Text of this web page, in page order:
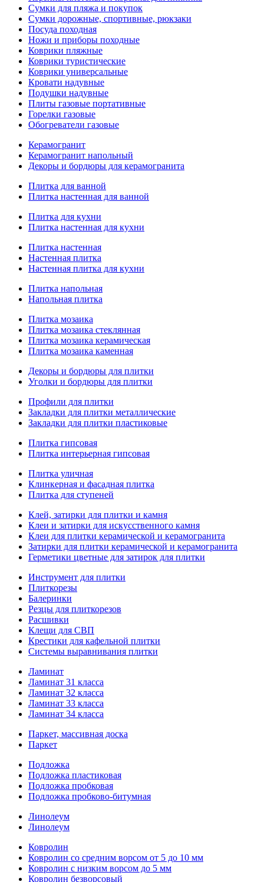
Сумки для пляжа и покупок
Сумки дорожные, спортивные, рюкзаки
Посуда походная
Ножи и приборы походные
Коврики пляжные
Коврики туристические
Коврики универсальные
Кровати надувные
Подушки надувные
Плиты газовые портативные
Горелки газовые
Обогреватели газовые
Керамогранит
Керамогранит напольный
Декоры и бордюры для керамогранита
Плитка для ванной
Плитка настенная для ванной
Плитка для кухни
Плитка настенная для кухни
Плитка настенная
Настенная плитка
Настенная плитка для кухни
Плитка напольная
Напольная плитка
Плитка мозаика
Плитка мозаика стеклянная
Плитка мозаика керамическая
Плитка мозаика каменная
Декоры и бордюры для плитки
Уголки и бордюры для плитки
Профили для плитки
Закладки для плитки металлические
Закладки для плитки пластиковые
Плитка гипсовая
Плитка интерьерная гипсовая
Плитка уличная
Клинкерная и фасадная плитка
Плитка для ступеней
Клей, затирки для плитки и камня
Клеи и затирки для искусственного камня
Клеи для плитки керамической и керамогранита
Затирки для плитки керамической и керамогранита
Герметики цветные для затирок для плитки
Инструмент для плитки
Плиткорезы
Балеринки
Резцы для плиткорезов
Расшивки
Клещи для СВП
Крестики для кафельной плитки
Системы выравнивания плитки
Ламинат
Ламинат 31 класса
Ламинат 32 класса
Ламинат 33 класса
Ламинат 34 класса
Паркет, массивная доска
Паркет
Подложка
Подложка пластиковая
Подложка пробковая
Подложка пробково-битумная
Линолеум
Линолеум
Ковролин
Ковролин со средним ворсом от 5 до 10 мм
Ковролин с низким ворсом до 5 мм
Ковролин безворсовый